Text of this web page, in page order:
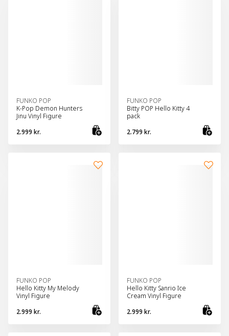
FUNKO POP
K-Pop Demon Hunters
Jinu Vinyl Figure
2.999 kr.
FUNKO POP
Bitty POP Hello Kitty 4
pack
2.799 kr.
FUNKO POP
Hello Kitty My Melody
Vinyl Figure
2.999 kr.
FUNKO POP
Hello Kitty Sanrio Ice
Cream Vinyl Figure
2.999 kr.